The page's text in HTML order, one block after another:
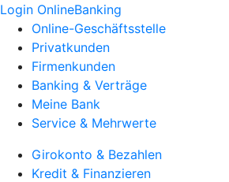
Login OnlineBanking
Online-Geschäftsstelle
Privatkunden
Firmenkunden
Banking & Verträge
Meine Bank
Service & Mehrwerte
Girokonto & Bezahlen
Kredit & Finanzieren